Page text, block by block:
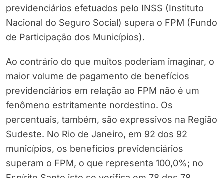
previdenciários efetuados pelo INSS (Instituto
Nacional do Seguro Social) supera o FPM (Fundo
de Participação dos Municípios).
Ao contrário do que muitos poderiam imaginar, o
maior volume de pagamento de benefícios
previdenciários em relação ao FPM não é um
fenômeno estritamente nordestino. Os
percentuais, também, são expressivos na Região
Sudeste. No Rio de Janeiro, em 92 dos 92
municípios, os benefícios previdenciários
superam o FPM, o que representa 100,0%; no